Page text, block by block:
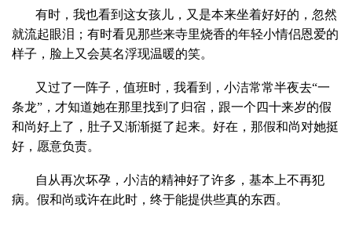
有时，我也看到这女孩儿，又是本来坐着好好的，忽然
就流起眼泪；有时看见那些来寺里烧香的年轻小情侣恩爱的
样子，脸上又会莫名浮现温暖的笑。
又过了一阵子，值班时，我看到，小洁常常半夜去“一
条龙”，才知道她在那里找到了归宿，跟一个四十来岁的假
和尚好上了，肚子又渐渐挺了起来。好在，那假和尚对她挺
好，愿意负责。
自从再次坏孕，小洁的精神好了许多，基本上不再犯
病。假和尚或许在此时，终于能提供些真的东西。